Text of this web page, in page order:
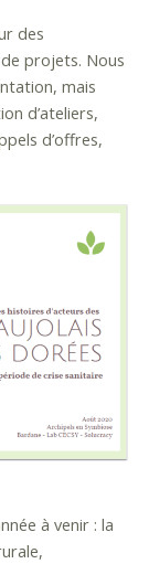
des
projets. Nous
mais
d’ateliers,
d’offres,
à venir : la